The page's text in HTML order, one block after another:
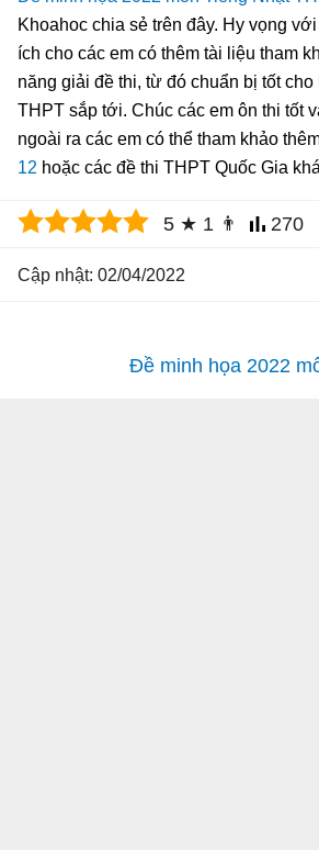
Khoahoc chia sẻ trên đây. Hy vọng
ích cho các em có thêm tài liệu tham
năng giải đề thi, từ đó chuẩn bị tốt cho
THPT sắp tới. Chúc các em ôn thi tốt
ngoài ra các em có thể tham khảo
12 hoặc các đề thi THPT Quốc Gia
5 ★ 1 👨 270
Cập nhật: 02/04/2022
Đề minh họa 2022